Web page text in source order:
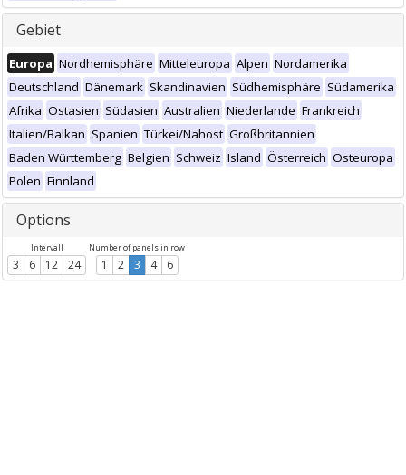
Gebiet
Europa Nordhemisphäre Mitteleuropa Alpen Nordamerika
Deutschland Dänemark Skandinavien Südhemisphäre Südamerika
Afrika Ostasien Südasien Australien Niederlande Frankreich
Italien/Balkan Spanien Türkei/Nahost Großbritannien
Baden Württemberg Belgien Schweiz Island Österreich Osteuropa
Polen Finnland
Options
Intervall
3 6 12 24
Number of panels in row
1 2 3 4 6